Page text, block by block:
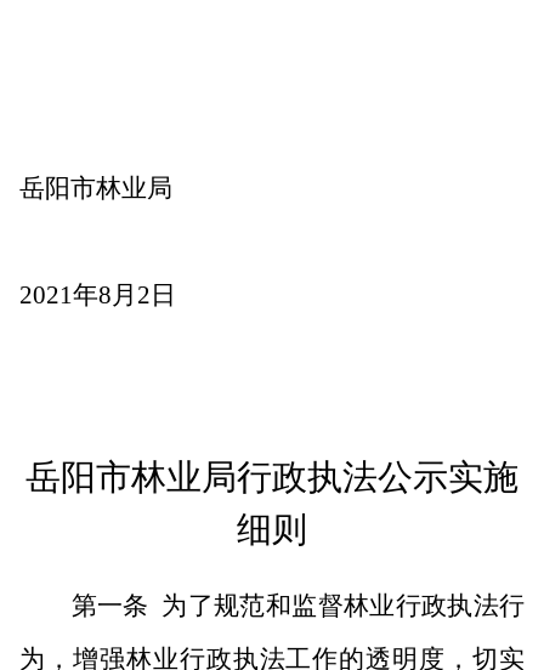
岳阳市林业局
2021年8月2日
岳阳市林业局行政执法公示实施
细则
第一条 为了规范和监督林业行政执法行
为，增强林业行政执法工作的透明度，切实